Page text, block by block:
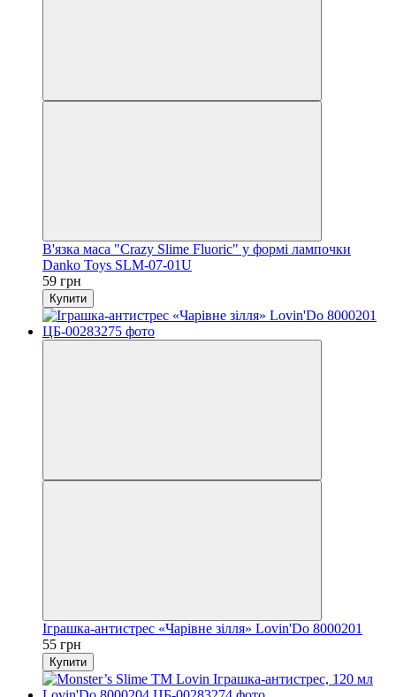
В'язка маса "Crazy Slime Fluoric" у формі лампочки
Danko Toys SLM-07-01U
59 грн
Купити
Іграшка-антистрес «Чарівне зілля» Lovin'Do 8000201
55 грн
Купити